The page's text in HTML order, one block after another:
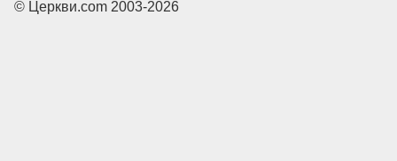
© Церкви.com 2003-2026